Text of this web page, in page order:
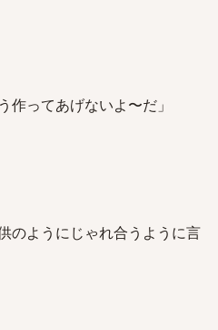
作ってあげないよ〜だ」
のようにじゃれ合うように言